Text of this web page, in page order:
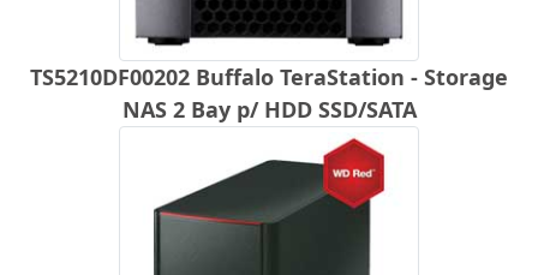
TS5210DF00202 Buffalo TeraStation - Storage
NAS 2 Bay p/ HDD SSD/SATA